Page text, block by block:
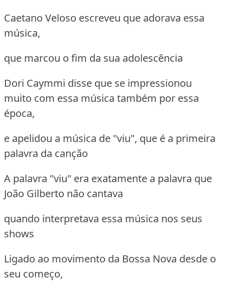
Caetano Veloso escreveu que adorava essa
música,
que marcou o fim da sua adolescência
Dori Caymmi disse que se impressionou
muito com essa música também por essa
época,
e apelidou a música de "viu", que é a primeira
palavra da canção
A palavra "viu" era exatamente a palavra que
João Gilberto não cantava
quando interpretava essa música nos seus
shows
Ligado ao movimento da Bossa Nova desde o
seu começo,